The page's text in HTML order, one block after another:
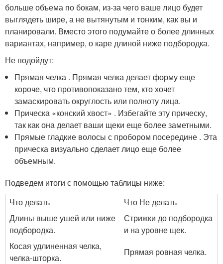
больше объема по бокам, из-за чего ваше лицо будет
выглядеть шире, а не вытянутым и тонким, как вы и
планировали. Вместо этого подумайте о более длинных
вариантах, например, о каре длиной ниже подбородка.
Не подойдут:
Прямая челка . Прямая челка делает форму еще
короче, что противопоказано тем, кто хочет
замаскировать округлость или полноту лица.
Прическа «конский хвост» . Избегайте эту прическу,
так как она делает ваши щеки еще более заметными.
Прямые гладкие волосы с пробором посередине . Эта
прическа визуально сделает лицо еще более
объемным.
Подведем итоги с помощью таблицы ниже:
Что делать
Что Не делать
Длины выше ушей или ниже
подбородка.
Стрижки до подбородка
и на уровне щек.
Косая удлиненная челка,
челка-шторка.
Прямая ровная челка.